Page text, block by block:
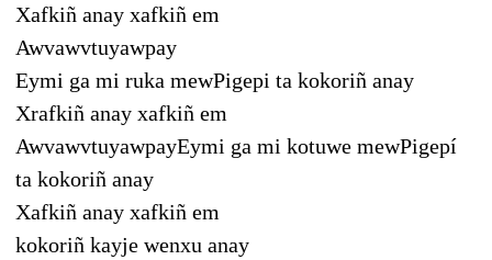
Xafkiñ anay xafkiñ em
Awvawvtuyawpay
Eymi ga mi ruka mewPigepi ta kokoriñ anay
Xrafkiñ anay xafkiñ em
AwvawvtuyawpayEymi ga mi kotuwe mewPigepí
ta kokoriñ anay
Xafkiñ anay xafkiñ em
kokoriñ kayje wenxu anay